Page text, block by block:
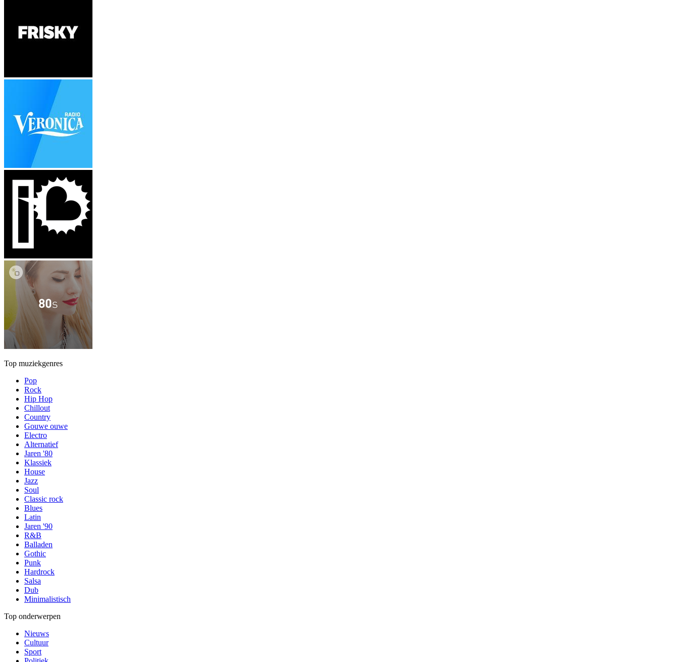
Top muziekgenres
Pop
Rock
Hip Hop
Chillout
Country
Gouwe ouwe
Electro
Alternatief
Jaren '80
Klassiek
House
Jazz
Soul
Classic rock
Blues
Latin
Jaren '90
R&B
Balladen
Gothic
Punk
Hardrock
Salsa
Dub
Minimalistisch
Top onderwerpen
Nieuws
Cultuur
Sport